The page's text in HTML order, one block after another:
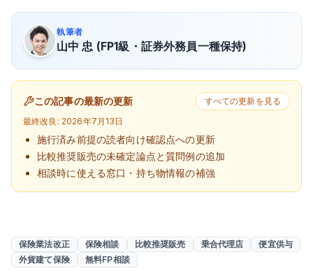
執筆者
山中 忠 (FP1級・証券外務員一種保持)
この記事の最新の更新
すべての更新を見る
最終改良: 2026年7月13日
施行済み前提の読者向け確認点への更新
比較推奨販売の未確定論点と質問例の追加
相談時に使える窓口・持ち物情報の補強
保険業法改正 保険相談 比較推奨販売 乗合代理店
便宜供与
外貨建て保険
無料FP相談